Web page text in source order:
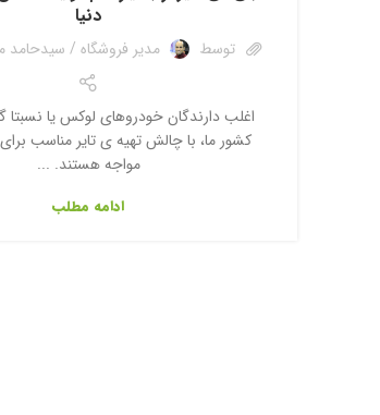
دنیا
توسط مدیر فروشگاه /
اغلب دارندگان خودروهای لوکس یا نسبتا
کشور ما، با چالش تهیه ی تایر مناسب
مواجه هستند. ...
ادامه مطلب